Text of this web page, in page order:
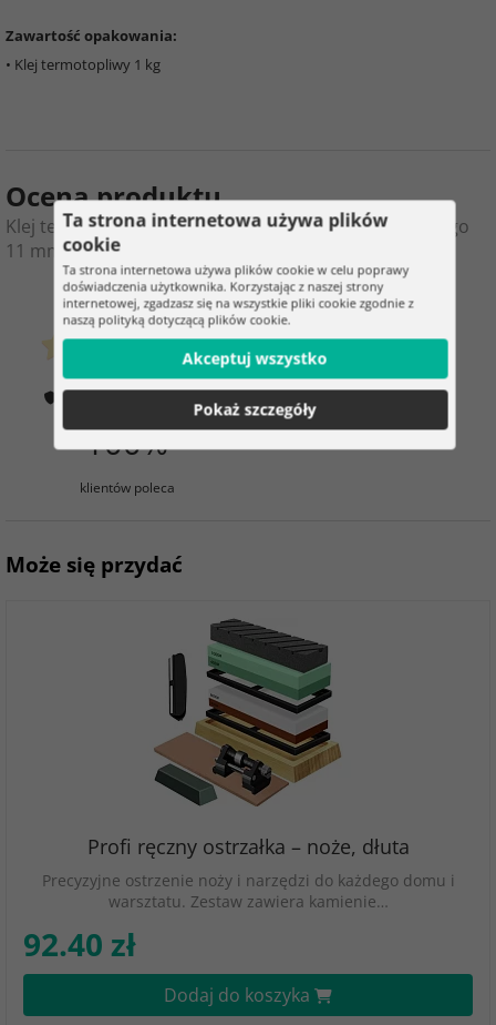
Zawartość opakowania:
• Klej termotopliwy 1 kg
Ocena produktu
Klej termotopliwy – wkłady do pistoletu termotopliwego
11 mm × 300 mm – 1 kg
0
Jak weryfikujemy oceny?
2
klientów już kupiło
100%
klientów poleca
Może się przydać
Profi ręczny ostrzałka – noże, dłuta
Precyzyjne ostrzenie noży i narzędzi do każdego domu i
warsztatu. Zestaw zawiera kamienie…
92.40 zł
Dodaj do koszyka
Ta strona internetowa używa plików
cookie
Ta strona internetowa używa plików cookie w celu poprawy
doświadczenia użytkownika. Korzystając z naszej strony
internetowej, zgadzasz się na wszystkie pliki cookie zgodnie z
naszą polityką dotyczącą plików cookie.
Akceptuj wszystko
Pokaż szczegóły